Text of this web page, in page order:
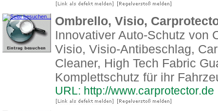
Ombrello, Visio,
Innovativer Auto-Schutz von
Visio, Visio-Antibeschlag,
Cleaner, High Tech Fabric
Komplettschutz für ihr
URL: http://www.carprotector.de